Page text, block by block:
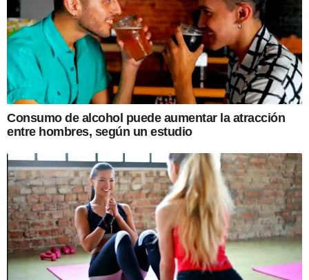
Consumo de alcohol puede aumentar la atracción
entre hombres, según un estudio